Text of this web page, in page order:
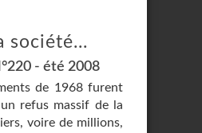
société...
- été 2008
de 1968 furent
refus massif de la
voire de millions,